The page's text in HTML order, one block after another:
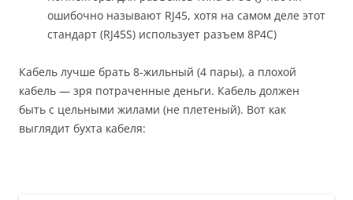
ошибочно называют RJ45, хотя на самом деле этот
стандарт (RJ45S) использует разъем 8P4C)
Кабель лучше брать 8-жильный (4 пары), а плохой
кабель — зря потраченные деньги. Кабель должен
быть с цельными жилами (не плетеный). Вот как
выглядит бухта кабеля: